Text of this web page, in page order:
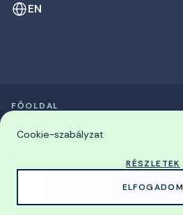
EN
© 2026 Miskolci Egyetem
FŐOLDAL
Cookie-szabályzat
RÉSZLETEK
ELFOGADOM